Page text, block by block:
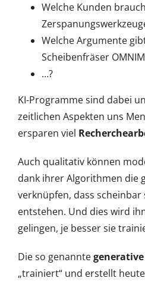
Welche Kunden
Welche Argumente
Scheibenfräser
…?
KI-Programme sind dabei
zeitlichen Aspekten uns
ersparen viel
Auch qualitativ können
dank ihrer Algorithmen die
verknüpfen, dass
entstehen. Und dies wird
gelingen, je besser sie
Die so genanntegenerative
„trainiert“ und erstellt